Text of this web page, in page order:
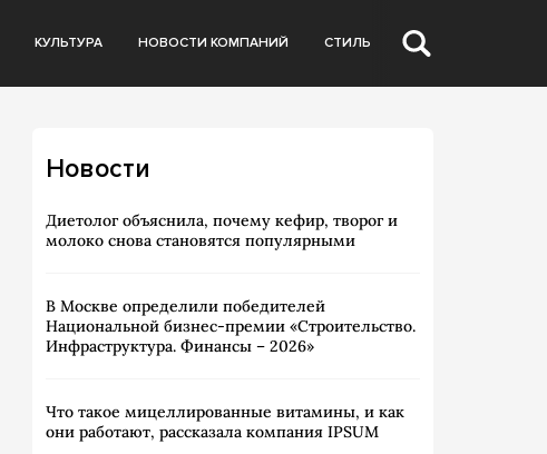
КУЛЬТУРА НОВОСТИ КОМПАНИЙ СТИЛЬ
Новости
Диетолог объяснила, почему кефир, творог и
молоко снова становятся популярными
В Москве определили победителей
Национальной бизнес-премии «Строительство.
Инфраструктура. Финансы – 2026»
Что такое мицеллированные витамины, и как
они работают, рассказала компания IPSUM